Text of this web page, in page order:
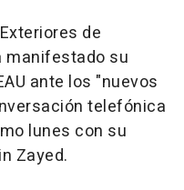
de
manifestado su
ante los "nuevos
telefónica
lunes con su
Zayed.